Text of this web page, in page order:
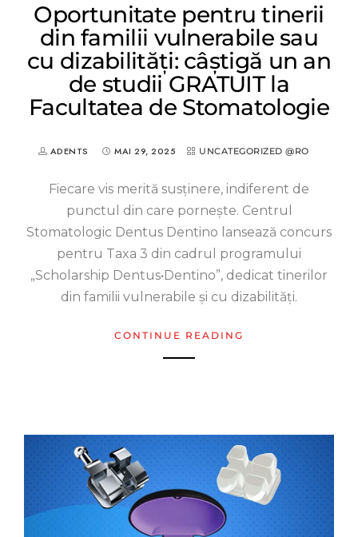
Oportunitate pentru tinerii
din familii vulnerabile sau
cu dizabilități: câștigă un an
de studii GRATUIT la
Facultatea de Stomatologie
ADENTS MAI 29, 2025 UNCATEGORIZED @RO
Fiecare vis merită susținere, indiferent de
punctul din care pornește. Centrul
Stomatologic Dentus Dentino lansează concurs
pentru Taxa 3 din cadrul programului
„Scholarship Dentus•Dentino”, dedicat tinerilor
din familii vulnerabile și cu dizabilități.
CONTINUE READING